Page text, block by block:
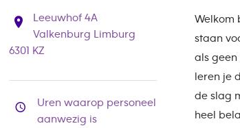
Leeuwhof 4A
Valkenburg Limburg
6301 KZ
Uren waarop personeel
aanwezig is
Welkom
staan
als geen
leren je
de slag
heel